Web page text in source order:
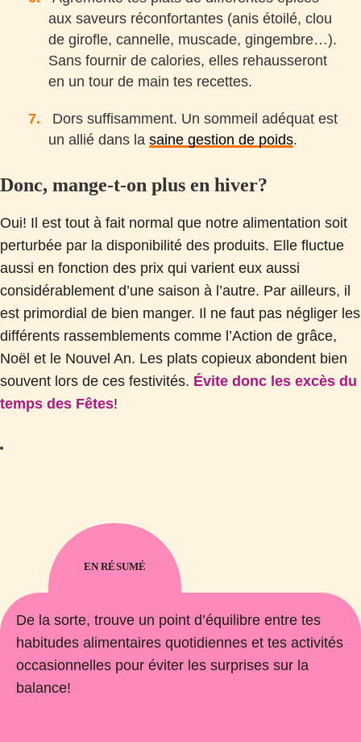
aux saveurs réconfortantes (anis étoilé, clou
de girofle, cannelle, muscade, gingembre…).
Sans fournir de calories, elles rehausseront
en un tour de main tes recettes.
Dors suffisamment. Un sommeil adéquat est
un allié dans la saine gestion de poids.
Donc, mange-t-on plus en hiver?
Oui! Il est tout à fait normal que notre alimentation soit
perturbée par la disponibilité des produits. Elle fluctue
aussi en fonction des prix qui varient eux aussi
considérablement d’une saison à l’autre. Par ailleurs, il
est primordial de bien manger. Il ne faut pas négliger les
différents rassemblements comme l’Action de grâce,
Noël et le Nouvel An. Les plats copieux abondent bien
souvent lors de ces festivités. Évite donc les excès du
temps des Fêtes!
EN RÉSUMÉ
De la sorte, trouve un point d’équilibre entre tes
habitudes alimentaires quotidiennes et tes activités
occasionnelles pour éviter les surprises sur la
balance!